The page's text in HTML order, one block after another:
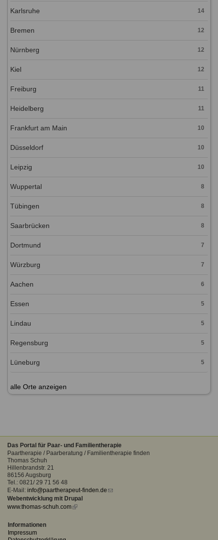
Karlsruhe 14
Bremen 12
Nürnberg 12
Kiel 12
Freiburg 11
Heidelberg 11
Frankfurt am Main 10
Düsseldorf 10
Leipzig 10
Wuppertal 8
Tübingen 8
Saarbrücken 8
Dortmund 7
Würzburg 7
Aachen 6
Essen 5
Lindau 5
Regensburg 5
Lüneburg 5
alle Orte anzeigen
Das Portal für Paar- und Familientherapie
Paartherapie / Paarberatung / Familientherapie finden
Thomas Schuh
Hillenbrandstr. 21
86156 Augsburg
Tel.: 0821/ 29 71 56 48
E-Mail: info@paartherapeut-finden.de (link
Webentwicklung mit Drupal
www.thomas-schuh.com(link
Informationen
Impressum